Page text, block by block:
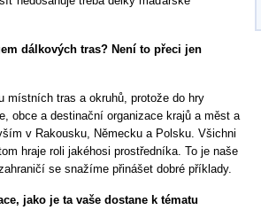
dálkových tras? Není to přeci jen
místních tras a okruhů, protože do hry
obce a destinační organizace krajů a měst a
v Rakousku, Německu a Polsku. Všichni
hraje roli jakéhosi prostředníka. To je naše
se snažíme přinášet dobré příklady.
jako je ta vaše dostane k tématu